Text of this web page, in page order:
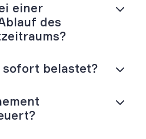
einer
des
sofort belastet?